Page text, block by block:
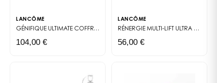
LANCÔME
GÉNIFIQUE ULTIMATE COFFRET SÉRUM ANTI-ÂGE VISAGE ACTIVATEUR D'ÉCLAT
104,00 €
LANCÔME
RÉNERGIE MULTI-LIFT ULTRA CRÈME
56,00 €